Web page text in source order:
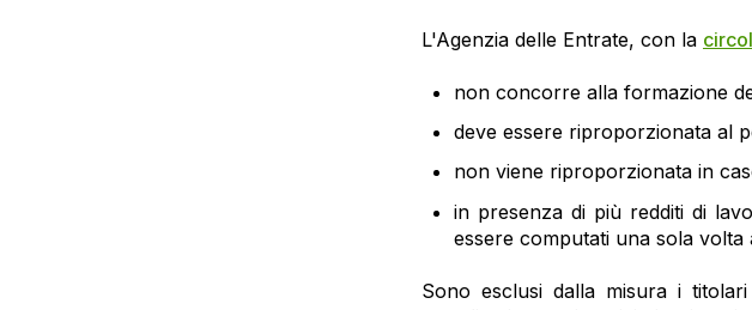
L'Agenzia delle Entrate, con la
non concorre alla formazione
deve essere riproporzionata al
non viene riproporzionata in
in presenza di più redditi di
essere computati una sola
Sono esclusi dalla misura i